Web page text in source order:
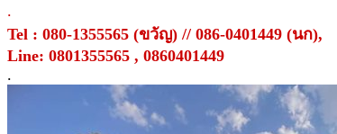
.
Tel : 080-1355565 (ขวัญ) // 086-0401449 (นก),
Line: 0801355565 , 0860401449
.